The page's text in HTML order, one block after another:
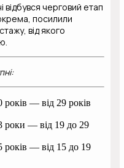
відбувся черговий етап
посилили
від якого
— від 29 років
роки — від 19 до 29
— від 15 до 19